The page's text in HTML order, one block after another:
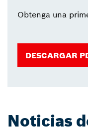
Obtenga una
DESCARGAR
Noticias